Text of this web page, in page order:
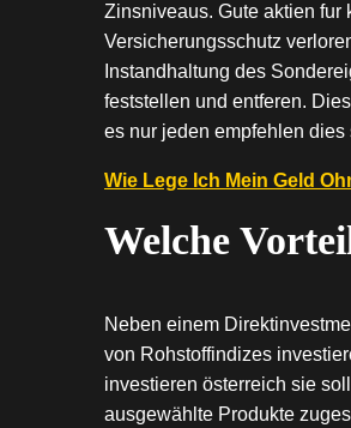
Zinsniveaus. Gute aktien
Versicherungsschutz
Instandhaltung des
feststellen und entferen.
es nur jeden empfehlen
Wie Lege Ich Mein Geld
Welche
Neben einem
von Rohstoffindizes
investieren österreich sie
ausgewählte Produkte